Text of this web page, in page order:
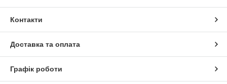
Контакти
Доставка та оплата
Графік роботи